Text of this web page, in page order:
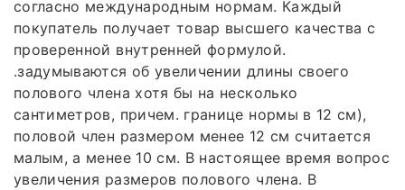
согласно международным нормам. Каждый
покупатель получает товар высшего качества с
проверенной внутренней формулой.
.задумываются об увеличении длины своего
полового члена хотя бы на несколько
сантиметров, причем. границе нормы в 12 см),
половой член размером менее 12 см считается
малым, а менее 10 см. В настоящее время вопрос
увеличения размеров полового члена. В